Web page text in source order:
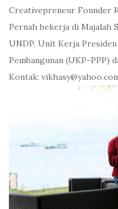
Creativepreneur Founder
Pernah bekerja di Majalah
UNDP, Unit Kerja
Pembangunan (UKP-PPP)
Kontak: